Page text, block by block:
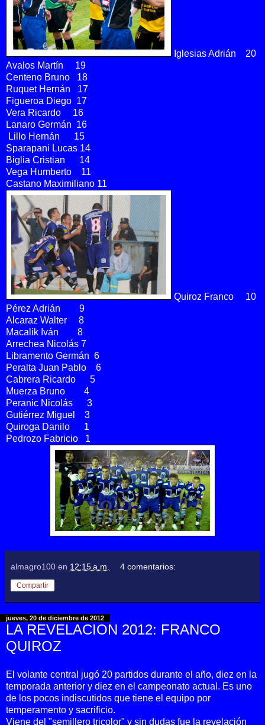
Iglesias Adrián 20
Avalos Martín 19
Centeno Bruno 18
Ruquet Hernán 17
Figueroa Diego 17
Vera Ricardo 16
Lanaro Germán 16
Lillo Hernán 15
Sparapani Lucas 14
Biglia Cristian 14
Vega Humberto 11
Castano Maximiliano 11
Quiroz Franco 10
Pérez Adrián 9
Alcaraz Walter 8
Macalik Iván 8
Arrechea Nicolás 7
Libramento Germán 6
Peralta Juan Pablo 6
Cabrera Ricardo 5
Muerza Bruno 4
Peranic Nicolás 3
Gutiérrez Miguel 3
Quiroga Danilo 1
Pedrozo Fabricio 1
almagro100 en 12:15 a.m. 4 comentarios:
Compartir
jueves, 20 de diciembre de 2012
LA REVELACION 2012: FRANCO
QUIROZ
El volante central jugó 20 partidos durante el año, diez en la
temporada anterior y diez en el campeonato actual. Es uno
de los pocos indiscutidos que tiene el equipo por
temperamento y sacrificio.
Viene del "semillero tricolor" y sin dudas fue la revelación